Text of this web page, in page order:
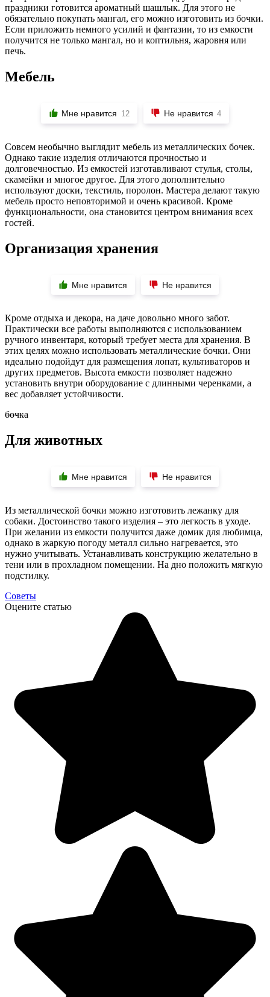
праздники готовится ароматный шашлык. Для этого не
обязательно покупать мангал, его можно изготовить из бочки.
Если приложить немного усилий и фантазии, то из емкости
получится не только мангал, но и коптильня, жаровня или
печь.
Мебель
Мне нравится 12 Не нравится 4
Совсем необычно выглядит мебель из металлических бочек.
Однако такие изделия отличаются прочностью и
долговечностью. Из емкостей изготавливают стулья, столы,
скамейки и многое другое. Для этого дополнительно
используют доски, текстиль, поролон. Мастера делают такую
мебель просто неповторимой и очень красивой. Кроме
функциональности, она становится центром внимания всех
гостей.
Организация хранения
Мне нравится Не нравится
Кроме отдыха и декора, на даче довольно много забот.
Практически все работы выполняются с использованием
ручного инвентаря, который требует места для хранения. В
этих целях можно использовать металлические бочки. Они
идеально подойдут для размещения лопат, культиваторов и
других предметов. Высота емкости позволяет надежно
установить внутри оборудование с длинными черенками, а
вес добавляет устойчивости.
бочка
Для животных
Мне нравится Не нравится
Из металлической бочки можно изготовить лежанку для
собаки. Достоинство такого изделия – это легкость в уходе.
При желании из емкости получится даже домик для любимца,
однако в жаркую погоду металл сильно нагревается, это
нужно учитывать. Устанавливать конструкцию желательно в
тени или в прохладном помещении. На дно положить мягкую
подстилку.
Советы
Оцените статью